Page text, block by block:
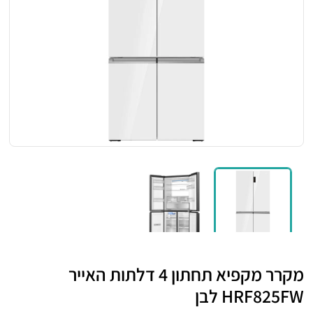
מקרר מקפיא תחתון 4 דלתות האייר
HRF825FW לבן